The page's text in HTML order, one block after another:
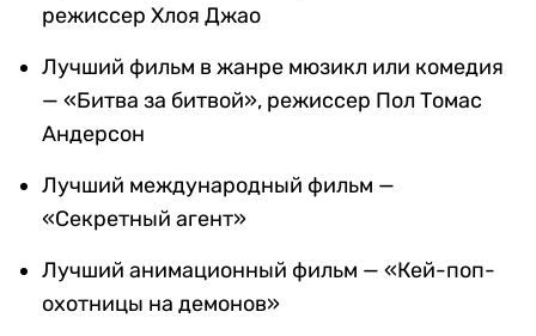
режиссер Хлоя Джао
Лучший фильм в жанре мюзикл или комедия
— «Битва за битвой», режиссер Пол Томас
Андерсон
Лучший международный фильм —
«Секретный агент»
Лучший анимационный фильм — «Кей-поп-
охотницы на демонов»